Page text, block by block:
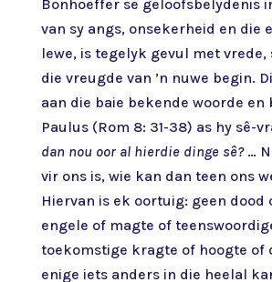
Bonhoeffer se geloofsbelydenis
van sy angs, onsekerheid en die
lewe, is tegelyk gevul met vrede,
die vreugde van ’n nuwe begin.
aan die baie bekende woorde en
Paulus (Rom 8: 31-38) as hy sê-
dan nou oor al hierdie dinge sê? …
vir ons is, wie kan dan teen ons
Hiervan is ek oortuig: geen dood
engele of magte of
toekomstige kragte of hoogte of
enige iets anders in die heelal